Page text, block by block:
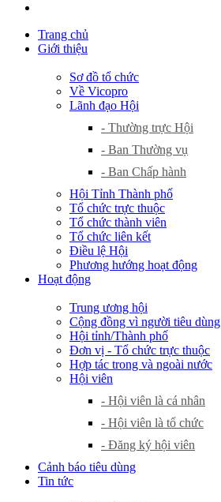
Trang chủ
Giới thiệu
Sơ đồ tổ chức
Về Vicopro
Lãnh đạo Hội
- Thường trực Hội
- Ban Thường vụ
- Ban Chấp hành
Hội Tỉnh Thành phố
Tổ chức trực thuộc
Tổ chức thành viên
Tổ chức liên kết
Điều lệ Hội
Phương hướng hoạt động
Hoạt động
Trung ương hội
Cộng đồng vì người tiêu dùng
Hội tỉnh/Thành phố
Đơn vị - Tổ chức trực thuộc
Hợp tác trong và ngoài nước
Hội viên
- Hội viên là cá nhân
- Hội viên là tổ chức
- Đăng ký hội viên
Cảnh báo tiêu dùng
Tin tức